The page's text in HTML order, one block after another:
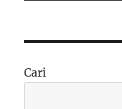
Cari